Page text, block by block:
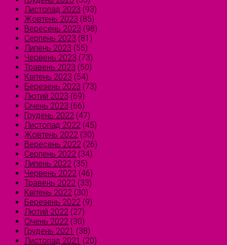
Листопад 2023 (93)
Жовтень 2023 (85)
Вересень 2023 (98)
Серпень 2023 (81)
Липень 2023 (55)
Червень 2023 (73)
Травень 2023 (50)
Квітень 2023 (54)
Березень 2023 (73)
Лютий 2023 (69)
Січень 2023 (66)
Грудень 2022 (47)
Листопад 2022 (45)
Жовтень 2022 (30)
Вересень 2022 (26)
Серпень 2022 (34)
Липень 2022 (35)
Червень 2022 (46)
Травень 2022 (33)
Квітень 2022 (30)
Березень 2022 (9)
Лютий 2022 (27)
Січень 2022 (30)
Грудень 2021 (38)
Листопад 2021 (20)